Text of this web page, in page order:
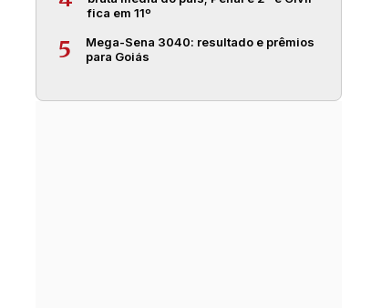
fica em 11º
5
Mega-Sena 3040: resultado e prêmios
para Goiás